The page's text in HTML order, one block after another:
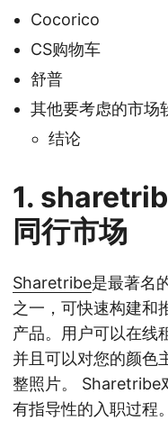
Cocorico
CS购物车
舒普
其他要考虑的市场
结论
1.
同行市场
Sharetribe是最著名
之一，可快速构建和
产品。用户可以在线
并且可以对您的颜色
整照片。 Sharetribe
有指导性的入职过程